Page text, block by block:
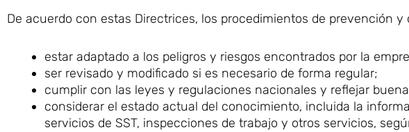
De acuerdo con estas Directrices, los procedimientos de prevención y
estar adaptado a los peligros y riesgos encontrados por la
ser revisado y modificado si es necesario de forma regular;
cumplir con las leyes y regulaciones nacionales y reflejar
considerar el estado actual del conocimiento, incluida la
servicios de SST, inspecciones de trabajo y otros servicios,